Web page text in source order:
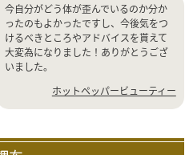
今自分がどう体が歪んでいるのか分か
ったのもよかったですし、今後気をつ
けるべきところやアドバイスを貰えて
大変為になりました！ありがとうござ
いました。
ホットペッパービューティー